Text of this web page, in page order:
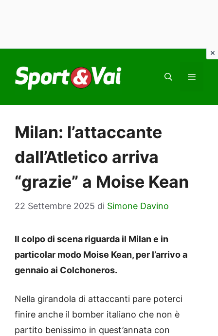
contenuto
Milan: l’attaccante
dall’Atletico arriva
“grazie” a Moise Kean
22 Settembre 2025 di Simone Davino
Il colpo di scena riguarda il Milan e in
particolar modo Moise Kean, per l’arrivo a
gennaio ai Colchoneros.
Nella girandola di attaccanti pare poterci
finire anche il bomber italiano che non è
partito benissimo in quest’annata con